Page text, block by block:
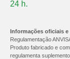
24 h.
Informações oficiais
Regulamentação
Produto fabricado e
regulamenta